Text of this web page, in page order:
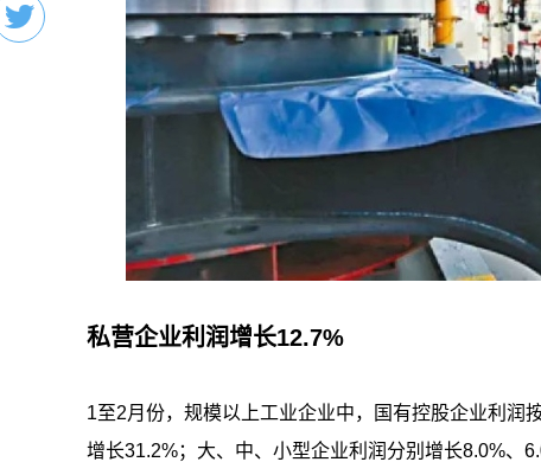
私营企业利润增长12.7%
1至2月份，规模以上工业企业中，国有控股企业利润
增长31.2%；大、中、小型企业利润分别增长8.0%、